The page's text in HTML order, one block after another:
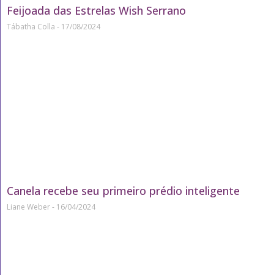
Feijoada das Estrelas Wish Serrano
Tábatha Colla 17/08/2024
Canela recebe seu primeiro prédio inteligente
Liane Weber 16/04/2024